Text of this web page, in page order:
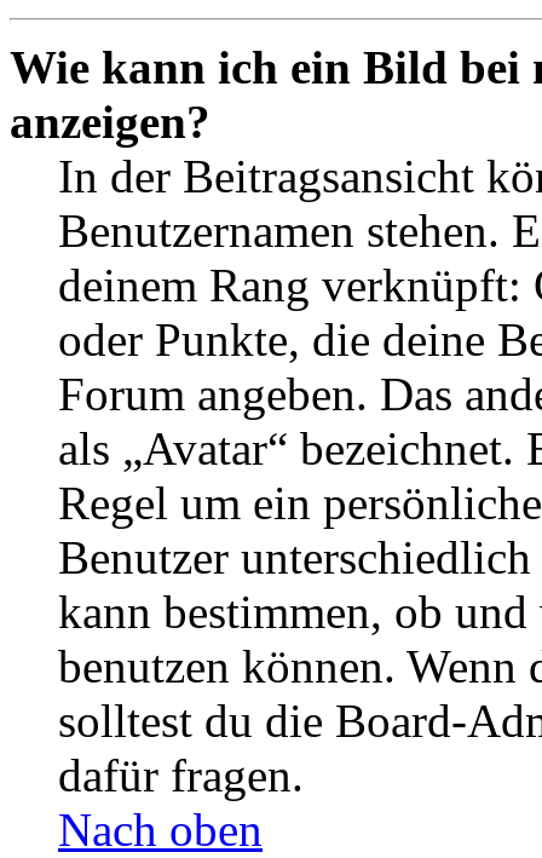
Wie kann ich ein Bild bei
anzeigen?
In der Beitragsansicht
Benutzernamen stehen.
deinem Rang verknüpft:
oder Punkte, die deine
Forum angeben. Das
als „Avatar“
Regel um ein
Benutzer
kann bestimmen, ob
benutzen können. Wenn
solltest du die Board-
dafür fragen.
Nach oben